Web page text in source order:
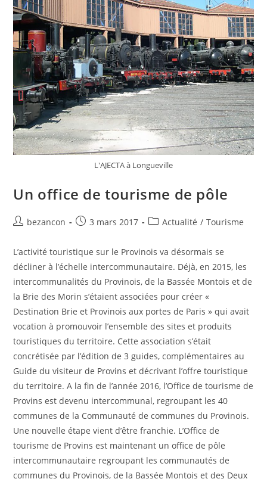
L'AJECTA à Longueville
Un office de tourisme de pôle
Auteur/autrice
la
bezancon
Publication
3 mars 2017
PostActualité / Tourisme
L’activité touristique sur le Provinois va désormais se
décliner à l’échelle intercommunautaire. Déjà, en 2015, les
intercommunalités du Provinois, de la Bassée Montois et de
la Brie des Morin s’étaient associées pour créer «
Destination Brie et Provinois aux portes de Paris » qui avait
vocation à promouvoir l’ensemble des sites et produits
touristiques du territoire. Cette association s’était
concrétisée par l’édition de 3 guides, complémentaires au
Guide du visiteur de Provins et décrivant l’offre touristique
du territoire. A la fin de l’année 2016, l’Office de tourisme de
Provins est devenu intercommunal, regroupant les 40
communes de la Communauté de communes du Provinois.
Une nouvelle étape vient d’être franchie. L’Office de
tourisme de Provins est maintenant un office de pôle
intercommunautaire regroupant les communautés de
communes du Provinois, de la Bassée Montois et des Deux